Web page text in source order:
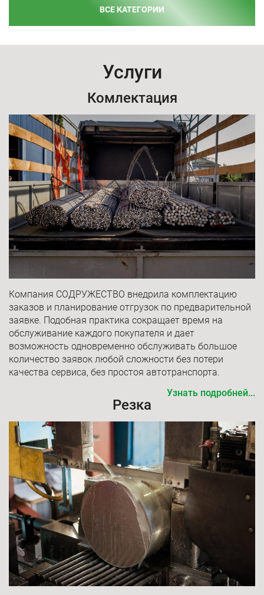
ВСЕ КАТЕГОРИИ
Услуги
Комлектация
Компания СОДРУЖЕСТВО внедрила комплектацию
заказов и планирование отгрузок по предварительной
заявке. Подобная практика сокращает время на
обслуживание каждого покупателя и дает
возможность одновременно обслуживать большое
количество заявок любой сложности без потери
качества сервиса, без простоя автотранспорта.
Узнать подробней...
Резка